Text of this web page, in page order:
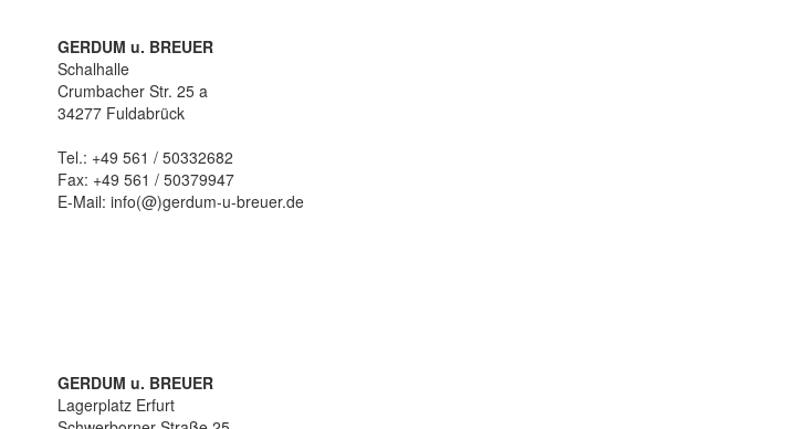
GERDUM u. BREUER
Schalhalle
Crumbacher Str. 25 a
34277 Fuldabrück
Tel.: +49 561 / 50332682
Fax: +49 561 / 50379947
E-Mail: info(@)gerdum-u-breuer.de
GERDUM u. BREUER
Lagerplatz Erfurt